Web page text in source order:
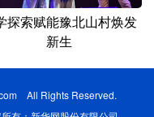
探索赋能豫北山村焕发
新生
All Rights Reserved.